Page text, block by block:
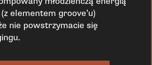
elementem groove’u)
nie powstrzymacie się